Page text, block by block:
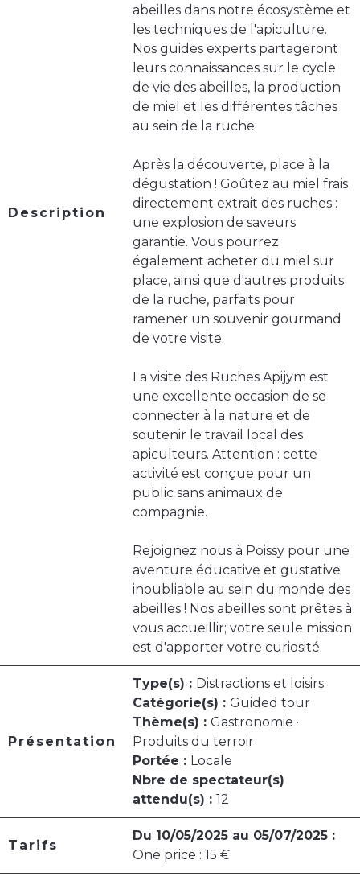
Description
abeilles dans notre écosystème et
les techniques de l'apiculture.
Nos guides experts partageront
leurs connaissances sur le cycle
de vie des abeilles, la production
de miel et les différentes tâches
au sein de la ruche.
Après la découverte, place à la
dégustation ! Goûtez au miel frais
directement extrait des ruches :
une explosion de saveurs
garantie. Vous pourrez
également acheter du miel sur
place, ainsi que d'autres produits
de la ruche, parfaits pour
ramener un souvenir gourmand
de votre visite.
La visite des Ruches Apijym est
une excellente occasion de se
connecter à la nature et de
soutenir le travail local des
apiculteurs. Attention : cette
activité est conçue pour un
public sans animaux de
compagnie.
Rejoignez nous à Poissy pour une
aventure éducative et gustative
inoubliable au sein du monde des
abeilles ! Nos abeilles sont prêtes à
vous accueillir; votre seule mission
est d'apporter votre curiosité.
Présentation
Type(s) : Distractions et loisirs
Catégorie(s) : Guided tour
Thème(s) : Gastronomie ·
Produits du terroir
Portée : Locale
Nbre de spectateur(s)
attendu(s) : 12
Tarifs
Du 10/05/2025 au 05/07/2025 :
One price : 15 €